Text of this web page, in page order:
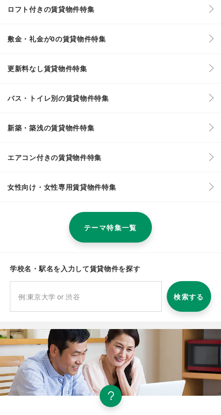
ロフト付きの賃貸物件特集
敷金・礼金が0の賃貸物件特集
更新料なし賃貸物件特集
バス・トイレ別の賃貸物件特集
新築・築浅の賃貸物件特集
エアコン付きの賃貸物件特集
女性向け・女性専用賃貸物件特集
テーマ特集一覧
学校名・駅名を入力して賃貸物件を探す
検索する